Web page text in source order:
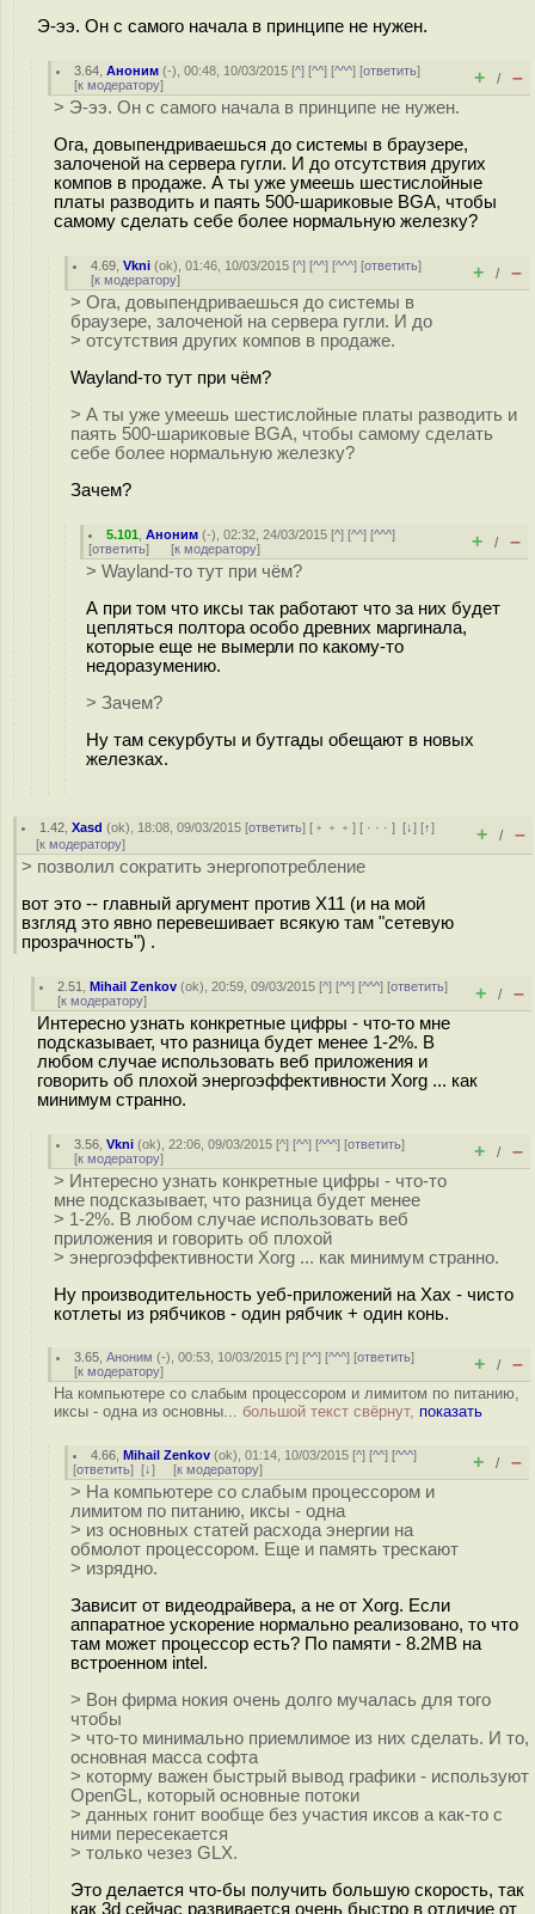
Э-ээ. Он с самого начала в принципе не нужен.
3.64 ,Аноним (-), 00:48, 10/03/2015 [^] [^^] [^^^] [ответить]
[к модератору] + / –
> Э-ээ. Он с самого начала в принципе не нужен.
Ога, довыпендриваешься до системы в браузере,
залоченой на сервера гугли. И до отсутствия других
компов в продаже. А ты уже умеешь шестислойные
платы разводить и паять 500-шариковые BGA, чтобы
самому сделать себе более нормальную железку?
4.69 ,Vkni (ok), 01:46, 10/03/2015 [^] [^^] [^^^] [ответить]
[к модератору] + / –
> Ога, довыпендриваешься до системы в
браузере, залоченой на сервера гугли. И до
> отсутствия других компов в продаже.
Wayland-то тут при чём?
> А ты уже умеешь шестислойные платы разводить и
паять 500-шариковые BGA, чтобы самому сделать
себе более нормальную железку?
Зачем?
5.101 ,Аноним (-), 02:32, 24/03/2015 [^] [^^] [^^^]
[ответить] [к модератору] + / –
> Wayland-то тут при чём?
А при том что иксы так работают что за них будет
цепляться полтора особо древних маргинала,
которые еще не вымерли по какому-то
недоразумению.
> Зачем?
Ну там секурбуты и бутгады обещают в новых
железках.
1.42 ,Xasd (ok), 18:08, 09/03/2015 [ответить] [ ﹢﹢﹢] [ · · ·][↓] [↑]
[к модератору] + / –
> позволил сократить энергопотребление
вот это -- главный аргумент против X11 (и на мой
взгляд это явно перевешивает всякую там "сетевую
прозрачность") .
2.51 ,Mihail Zenkov (ok), 20:59, 09/03/2015 [^] [^^] [^^^] [ответить]
[к модератору] + / –
Интересно узнать конкретные цифры - что-то мне
подсказывает, что разница будет менее 1-2%. В
любом случае использовать веб приложения и
говорить об плохой энергоэффективности Xorg ... как
минимум странно.
3.56 ,Vkni (ok), 22:06, 09/03/2015 [^] [^^] [^^^] [ответить]
[к модератору] + / –
> Интересно узнать конкретные цифры - что-то
мне подсказывает, что разница будет менее
> 1-2%. В любом случае использовать веб
приложения и говорить об плохой
> энергоэффективности Xorg ... как минимум странно.
Ну производительность уеб-приложений на Xах - чисто
котлеты из рябчиков - один рябчик + один конь.
3.65 ,Аноним (-), 00:53, 10/03/2015 [^] [^^] [^^^] [ответить]
[к модератору] + / –
На компьютере со слабым процессором и лимитом по питанию,
иксы - одна из основны... большой текст свёрнут, показать
4.66 ,Mihail Zenkov (ok), 01:14, 10/03/2015 [^] [^^] [^^^]
[ответить] [↓] [к модератору] + / –
> На компьютере со слабым процессором и
лимитом по питанию, иксы - одна
> из основных статей расхода энергии на
обмолот процессором. Еще и память трескают
> изрядно.
Зависит от видеодрайвера, а не от Xorg. Если
аппаратное ускорение нормально реализовано, то что
там может процессор есть? По памяти - 8.2MB на
встроенном intel.
> Вон фирма нокия очень долго мучалась для того
чтобы
> что-то минимально приемлимое из них сделать. И то,
основная масса софта
> которму важен быстрый вывод графики - используют
OpenGL, который основные потоки
> данных гонит вообще без участия иксов а как-то с
ними пересекается
> только чезез GLX.
Это делается что-бы получить большую скорость, так
как 3d сейчас развивается очень быстро в отличие от